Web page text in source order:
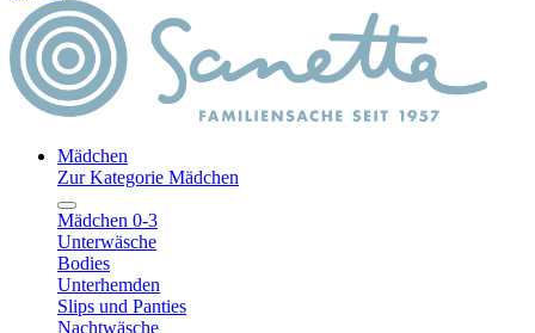
Mädchen
Zur Kategorie Mädchen
Mädchen 0-3
Unterwäsche
Bodies
Unterhemden
Slips und Panties
Nachtwäsche